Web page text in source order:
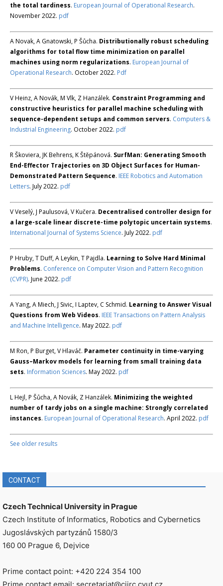
the total tardiness. European Journal of Operational Research.
November 2022. pdf
A Novak, A Gnatowski, P Šůcha. Distributionally robust scheduling
algorithms for total flow time minimization on parallel
machines using norm regularizations. European Journal of
Operational Research. October 2022. Pdf
V Heinz, A Novák, M Vlk, Z Hanzálek. Constraint Programming and
constructive heuristics for parallel machine scheduling with
sequence-dependent setups and common servers. Computers &
Industrial Engineering. October 2022. pdf
R Škoviera, JK Behrens, K Štěpánová. SurfMan: Generating Smooth
End-Effector Trajectories on 3D Object Surfaces for Human-
Demonstrated Pattern Sequence. IEEE Robotics and Automation
Letters. July 2022. pdf
V Veselý, J Paulusová, V Kučera. Decentralised controller design for
a large-scale linear discrete-time polytopic uncertain systems.
International Journal of Systems Science. July 2022. pdf
P Hruby, T Duff, A Leykin, T Pajdla. Learning to Solve Hard Minimal
Problems. Conference on Computer Vision and Pattern Recognition
(CVPR). June 2022. pdf
A Yang, A Miech, J Sivic, I Laptev, C Schmid. Learning to Answer Visual
Questions from Web Videos. IEEE Transactions on Pattern Analysis
and Machine Intelligence. May 2022. pdf
M Ron, P Burget, V Hlaváč. Parameter continuity in time-varying
Gauss–Markov models for learning from small training data
sets. Information Sciences. May 2022. pdf
L Hejl, P Šůcha, A Novák, Z Hanzálek. Minimizing the weighted
number of tardy jobs on a single machine: Strongly correlated
instances. European Journal of Operational Research. April 2022. pdf
See older results
CONTACT
Czech Technical University in Prague
Czech Institute of Informatics, Robotics and Cybernetics
Jugoslávských partyzánů 1580/3
160 00 Prague 6, Dejvice
Prime contact point: +420 224 354 100